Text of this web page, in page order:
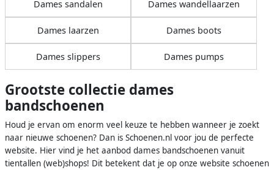
Dames sandalen Dames wandellaarzen
Dames laarzen Dames boots
Dames slippers Dames pumps
Grootste collectie dames
bandschoenen
Houd je ervan om enorm veel keuze te hebben wanneer je zoekt
naar nieuwe schoenen? Dan is Schoenen.nl voor jou de perfecte
website. Hier vind je het aanbod dames bandschoenen vanuit
tientallen (web)shops! Dit betekent dat je op onze website schoenen